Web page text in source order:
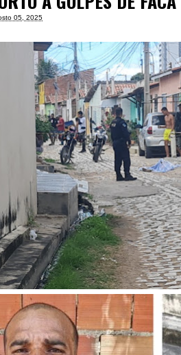
05, 2025